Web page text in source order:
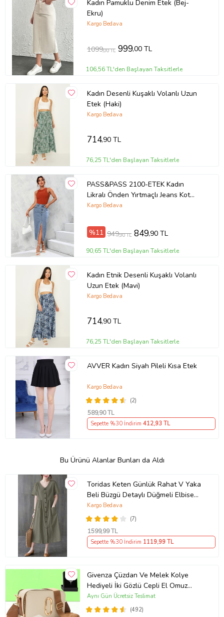
Kadın Pamuklu Denim Etek (Bej-
Ekru)
Kargo Bedava
1099,00 TL 999,00 TL
106,56 TL'den Başlayan Taksitlerle
Kadın Desenli Kuşaklı Volanlı Uzun
Etek (Haki)
Kargo Bedava
714,90 TL
76,25 TL'den Başlayan Taksitlerle
PASS&PASS 2100-ETEK Kadın
Likralı Önden Yırtmaçlı Jeans Kot
Denim Uzun Etek (Kar Beyaz)
Kargo Bedava
%11 949,90 TL 849,90 TL
90,65 TL'den Başlayan Taksitlerle
Kadın Etnik Desenli Kuşaklı Volanlı
Uzun Etek (Mavi)
Kargo Bedava
714,90 TL
76,25 TL'den Başlayan Taksitlerle
AVVER Kadın Siyah Pileli Kısa Etek
(2)
Kargo Bedava
589,90 TL
Sepette %30 İndirim 412,93 TL
Bu Ürünü Alanlar Bunları da Aldı
Toridas Keten Günlük Rahat V Yaka
Beli Büzgü Detaylı Düğmeli Elbise
LN04haki3
(7)
Kargo Bedava
1599,99 TL
Sepette %30 İndirim 1119,99 TL
Givenza Çüzdan Ve Melek Kolye
Hediyeli İki Gözlü Cepli El Omuz
Çanta (Krem)
(492)
Aynı Gün Ücretsiz Teslimat